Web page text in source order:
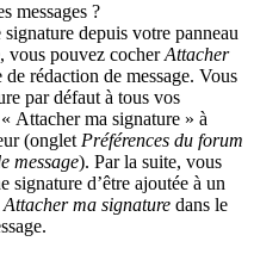
messages ?
depuis votre panneau
vous pouvez cocherAttacher
rédaction de message. Vous
par défaut à tous vos
Attacher ma signature » à
(onglet Préférences du forum
message). Par la suite, vous
signature d’être ajoutée à un
Attacher ma signature dans le